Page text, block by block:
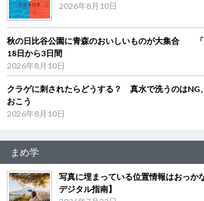
2026年8月10日
秋の日比谷公園に青森のおいしいものが大集合 「
18日から3日間
2026年8月10日
クラゲに刺されたらどうする？ 真水で洗うのはNG
おこう
2026年8月10日
まめ学
写真に埋まっている位置情報はおっ
デジタル指南】